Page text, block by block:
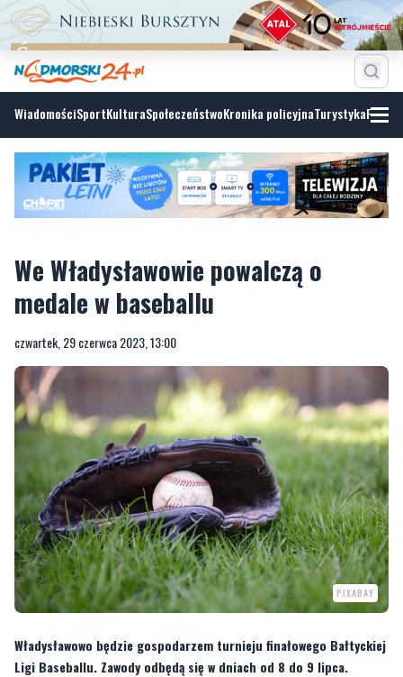
WiadomościSportKulturaSpołeczeństwoKronika policyjnaTurystyka
We Władysławowie powalczą o
medale w baseballu
czwartek, 29 czerwca 2023, 13:00
PIXABAY
Władysławowo będzie gospodarzem turnieju finałowego Bałtyckiej
Ligi Baseballu. Zawody odbędą się w dniach od 8 do 9 lipca.